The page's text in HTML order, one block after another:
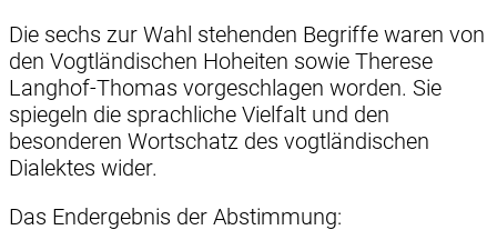
Die sechs zur Wahl stehenden Begriffe waren von
den Vogtländischen Hoheiten sowie Therese
Langhof-Thomas vorgeschlagen worden. Sie
spiegeln die sprachliche Vielfalt und den
besonderen Wortschatz des vogtländischen
Dialektes wider.
Das Endergebnis der Abstimmung: